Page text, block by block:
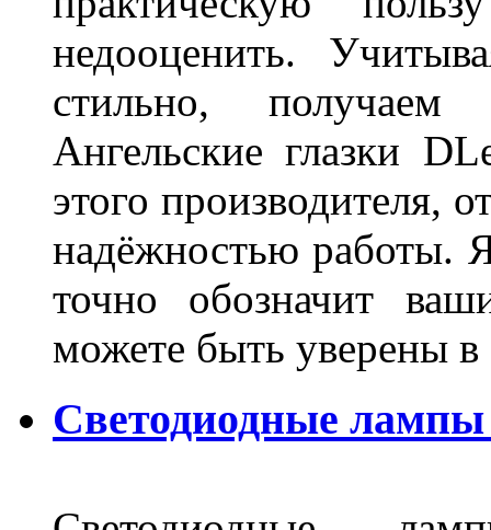
недооценить.
стильно,
Ангельские глазки
этого производителя,
надёжностью работы.
точно обозначит
можете быть уверены
Светодиодные